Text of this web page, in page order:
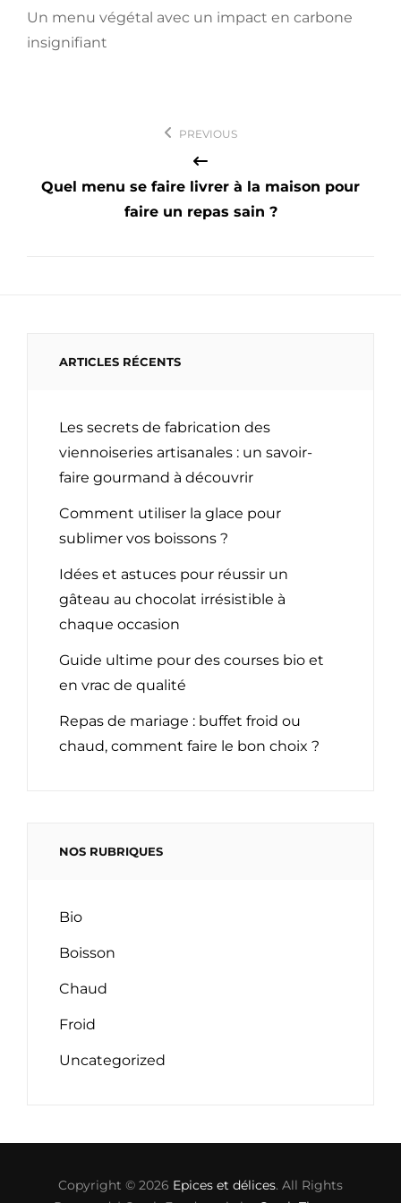
Un menu végétal avec un impact en carbone
insignifiant
l’article
PREVIOUS
Quel menu se faire livrer à la maison pour
faire un repas sain ?
ARTICLES RÉCENTS
Les secrets de fabrication des
viennoiseries artisanales : un savoir-
faire gourmand à découvrir
Comment utiliser la glace pour
sublimer vos boissons ?
Idées et astuces pour réussir un
gâteau au chocolat irrésistible à
chaque occasion
Guide ultime pour des courses bio et
en vrac de qualité
Repas de mariage : buffet froid ou
chaud, comment faire le bon choix ?
NOS RUBRIQUES
Bio
Boisson
Chaud
Froid
Uncategorized
Copyright © 2026 Epices et délices. All Rights